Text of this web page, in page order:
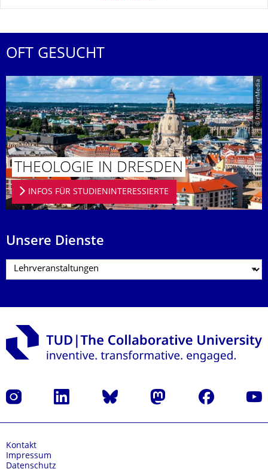
OFT GESUCHT
© PantherMedia
THEOLOGIE IN DRESDEN
INFOS FÜR STUDIENINTERESSIERTE
Unsere Dienste
Instagram LinkedIn Bluesky Mastodon Facebook
Kontakt
Impressum
Datenschutz